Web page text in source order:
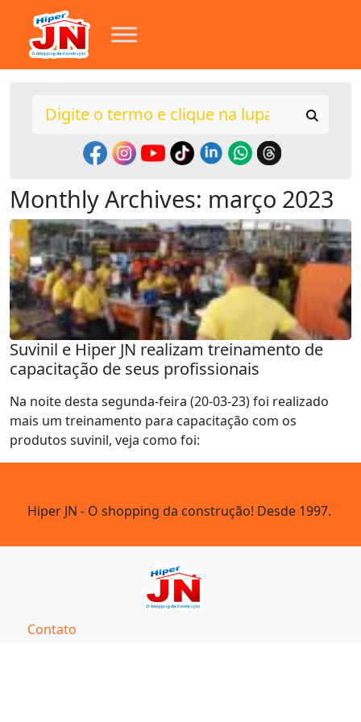
Monthly Archives: março 2023
Suvinil e Hiper JN realizam treinamento de
capacitação de seus profissionais
Na noite desta segunda-feira (20-03-23) foi realizado
mais um treinamento para capacitação com os
produtos suvinil, veja como foi:
Hiper JN - O shopping da construção! Desde 1997.
Contato